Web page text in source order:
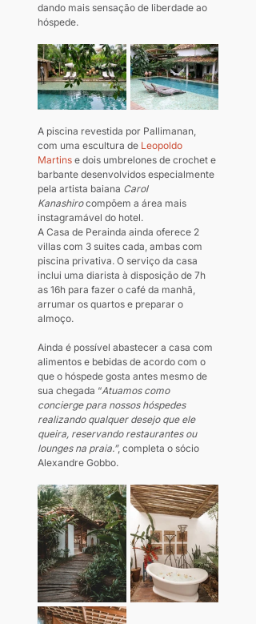
dando mais sensação de liberdade ao
hóspede.
A piscina revestida por Pallimanan,
com uma escultura de Leopoldo
Martins e dois umbrelones de crochet e
barbante desenvolvidos especialmente
pela artista baiana Carol
Kanashiro compõem a área mais
instagramável do hotel.
A Casa de Perainda ainda oferece 2
villas com 3 suites cada, ambas com
piscina privativa. O serviço da casa
inclui uma diarista à disposição de 7h
as 16h para fazer o café da manhã,
arrumar os quartos e preparar o
almoço.
Ainda é possível abastecer a casa com
alimentos e bebidas de acordo com o
que o hóspede gosta antes mesmo de
sua chegada “Atuamos como
concierge para nossos hóspedes
realizando qualquer desejo que ele
queira, reservando restaurantes ou
lounges na praia.”, completa o sócio
Alexandre Gobbo.